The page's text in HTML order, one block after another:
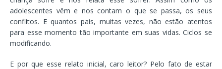
adolescentes vêm e nos contam o que se passa, os seus
conflitos. E quantos pais, muitas vezes, não estão atentos
para esse momento tão importante em suas vidas. Ciclos se
modificando.
E por que esse relato inicial, caro leitor? Pelo fato de estar